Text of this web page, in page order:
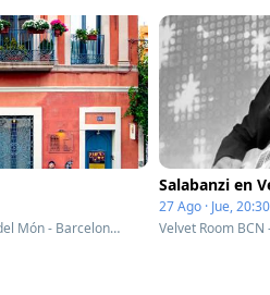
El Teatre més Petit del Món - Barcelona, Spain
Salabanzi en
27 Ago · Jue, 20:30
Velvet Room